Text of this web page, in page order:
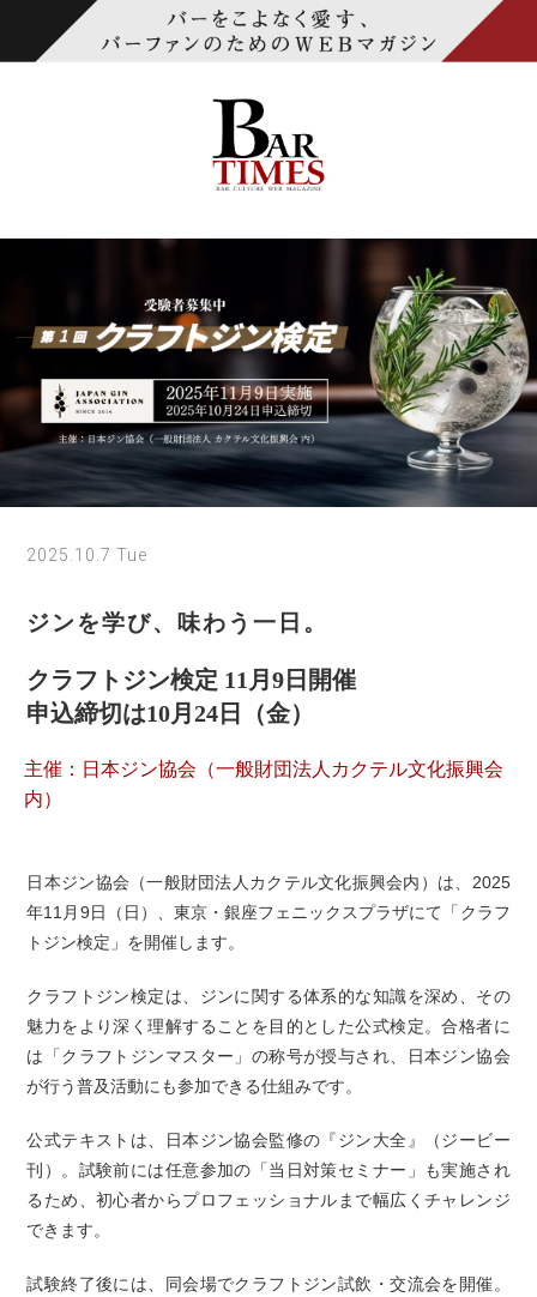
2025.10.7 Tue
ジンを学び、味わう一日。
クラフトジン検定 11月9日開催
申込締切は10月24日（金）
主催：日本ジン協会（一般財団法人カクテル文化振興会
内）
日本ジン協会（一般財団法人カクテル文化振興会内）は、2025
年11月9日（日）、東京・銀座フェニックスプラザにて「クラフ
トジン検定」を開催します。
クラフトジン検定は、ジンに関する体系的な知識を深め、その
魅力をより深く理解することを目的とした公式検定。合格者に
は「クラフトジンマスター」の称号が授与され、日本ジン協会
が行う普及活動にも参加できる仕組みです。
公式テキストは、日本ジン協会監修の『ジン大全』（ジービー
刊）。試験前には任意参加の「当日対策セミナー」も実施され
るため、初心者からプロフェッショナルまで幅広くチャレンジ
できます。
試験終了後には、同会場でクラフトジン試飲・交流会を開催。